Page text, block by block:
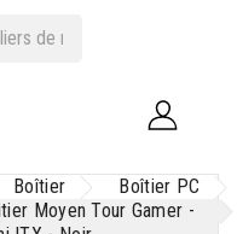
Boîtier
Boîtier PC
Moyen Tour Gamer -